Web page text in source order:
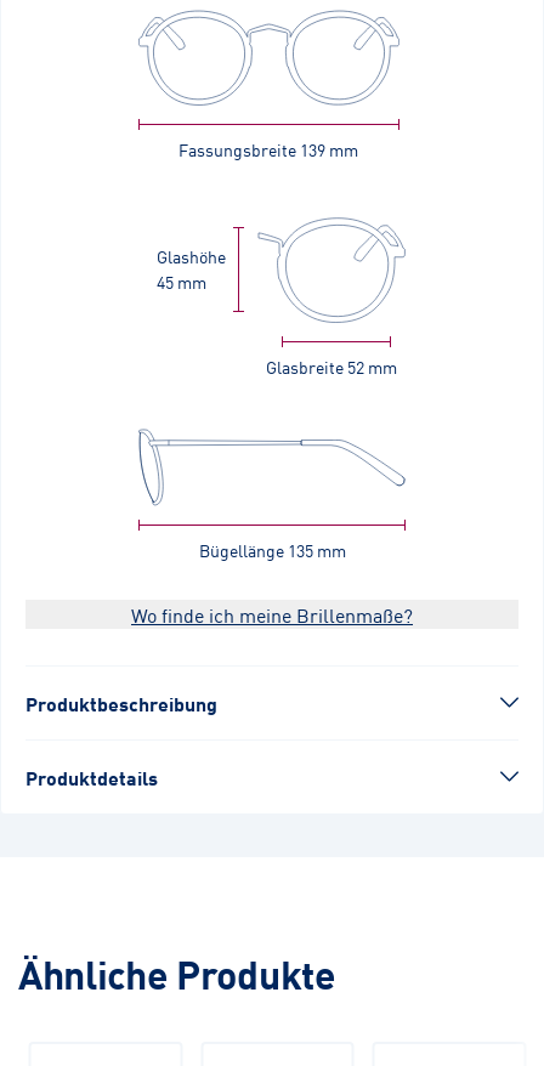
Fassungsbreite 139 mm
Glasbreite 52 mm
Glashöhe
45 mm
Bügellänge 135 mm
Wo finde ich meine Brillenmaße?
Produktbeschreibung
Produktdetails
Ähnliche Produkte